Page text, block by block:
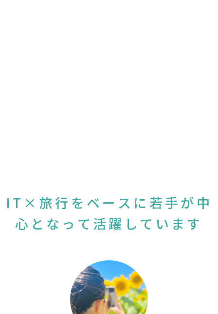
IT×旅行をベースに若手が中
心となって活躍しています